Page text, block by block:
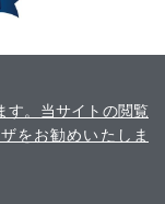
す。当サイトの閲覧
をお勧めいたしま